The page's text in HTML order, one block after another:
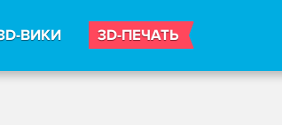
ВИКИ 3D-ПЕЧАТЬ